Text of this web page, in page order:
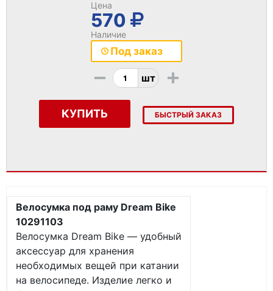
Цена
570
Наличие
Под заказ
- шт +
КУПИТЬ БЫСТРЫЙ ЗАКАЗ
Велосумка под раму Dream Bike
10291103
Велосумка Dream Bike — удобный
аксессуар для хранения
необходимых вещей при катании
на велосипеде. Изделие легко и